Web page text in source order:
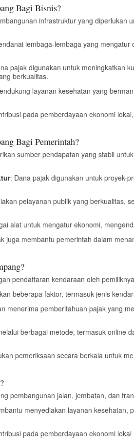
Bagi Bisnis?
infrastruktur yang diperlukan
lembaga-lembaga yang
pajak digunakan untuk meningkatkan
berkualitas.
layanan kesehatan yang
pada pemberdayaan ekonomi
Bagi Pemerintah?
sumber pendapatan yang stabil
: Dana pajak digunakan untuk proyek-
pelayanan publik yang berkualitas,
alat untuk mengatur ekonomi,
juga membantu pemerintah dalam
pendaftaran kendaraan oleh
beberapa faktor, termasuk jenis
menerima pemberitahuan pajak yang
berbagai metode, termasuk online
pemeriksaan secara berkala untuk
pembangunan jalan, jembatan, dan
menyediakan layanan
pada pemberdayaan ekonomi